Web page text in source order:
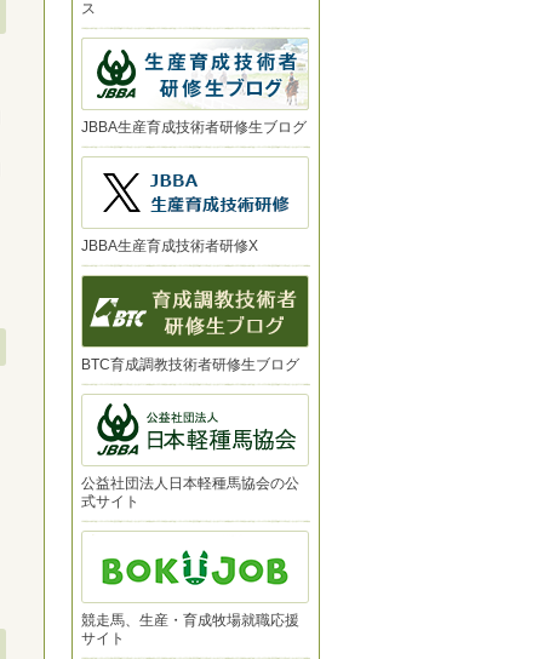
ス
JBBA生産育成技術者研修生ブログ
JBBA生産育成技術者研修X
BTC育成調教技術者研修生ブログ
公益社団法人日本軽種馬協会の公
式サイト
競走馬、生産・育成牧場就職応援
サイト